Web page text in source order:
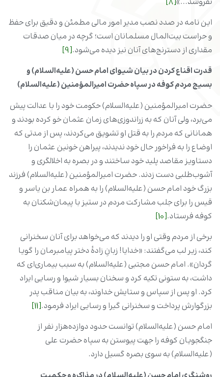
این نامه در صدد نصب مدیر امور مالی مطمئن و دقیق برای حفظ
و حراست بیت‌المال مسلمانان است؛ گرچه در میان صدقات
مقداری از دسترنج‌های آنان نیز دیده می‌شود.[9]
قدرت اقناع‌ کردن در بیان شیوای امام حسن (علیه‌السلام) و
بسیج مردم کوفه در سپاه حضرت امیرالمؤمنین (علیه‌السلام)
حضرت امیرالمؤمنین (علیه‌السلام) حکومت خود را با عدالت پیش
می‌برد، ولی آنان که به زراندوزی‌های زمان عثمان خو کرده بودند و
همانانی که مردم را به قتل او تشویق می‌کردند، پس از مدتی که
اوضاع را به فراخور حال خود ندیدند، پیراهن خونین عثمان را
دستاویز مقاصد پلید خود ساختند و در بصره به اخلالگری و
آشوب‌طلبی دست زدند. حضرت امیرالمؤمنین (علیه‌السلام) فرزند
بزرگ خود امام حسن (علیه‌السلام) را به همراه عمار بن یاسر و
قیس را برای جلب مشارکت مردم در ستیز با پیمان‌شکنان به
کوفه فرستاد.[10]
برخی از مردم وقتی او را دیدند که می‌خواهد برای آنان سخنرانی
کند، زیر لب می‌گفتند: «خدایا! زبانِ زادۀ دختر پیامبرمان را گویا
گردان». امام حسن مجتبی (علیه‌السلام) به سبب بیماری‌ای که
داشت، به ستونی تکیه کرد و سخنان بسیار شیوا و رسایی ایراد
کرد. او پس از سپاس و ستایش خداوند، به بیان مناقب پدر
بزرگوارش پرداخت و سخنرانی گیرا و رسایی ایراد فرمود.[11]
امام حسن (علیه‌السلام) توانست حدود دوازده‌هزار نفر از
جنگجویان کوفه را جهت پیوستن به سپاه حضرت علی
(علیه‌السلام) به سوی بصره گسیل دارد.